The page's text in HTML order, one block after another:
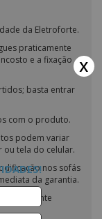
da Eletroforte.
praticamente
e a fixação
basta entrar
com o produto.
podem variar
tela do celular.
nos sofás
da garantia.
x